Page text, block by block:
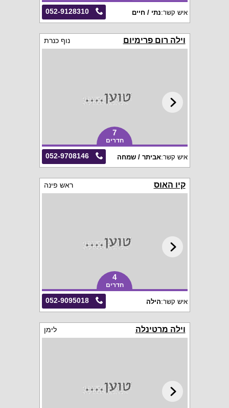
052-9128310 איש קשר:נתי / חיים
וילה רום פרימיום נוף כנרת
7
חדרים
052-9708146 איש קשר:אביתר / שמחה
קיו האוס ראש פינה
4
חדרים
052-9095018 איש קשר:הילה
וילה מרטינלה לימן